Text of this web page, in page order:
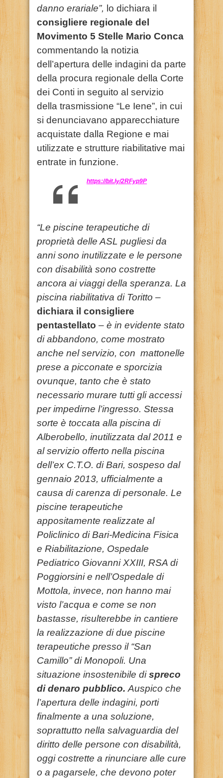
danno erariale”, lo dichiara il
consigliere regionale del
Movimento 5 Stelle Mario Conca
commentando la notizia
dell’apertura delle indagini da parte
della procura regionale della Corte
dei Conti in seguito al servizio
della trasmissione “Le Iene”, in cui
si denunciavano apparecchiature
acquistate dalla Regione e mai
utilizzate e strutture riabilitative mai
entrate in funzione.
https://bit.ly/2RFyp9P
“Le piscine terapeutiche di
proprietà delle ASL pugliesi da
anni sono inutilizzate e le persone
con disabilità sono costrette
ancora ai viaggi della speranza. La
piscina riabilitativa di Toritto –
dichiara il consigliere
pentastellato – è in evidente stato
di abbandono, come mostrato
anche nel servizio, con mattonelle
prese a picconate e sporcizia
ovunque, tanto che è stato
necessario murare tutti gli accessi
per impedirne l’ingresso. Stessa
sorte è toccata alla piscina di
Alberobello, inutilizzata dal 2011 e
al servizio offerto nella piscina
dell’ex C.T.O. di Bari, sospeso dal
gennaio 2013, ufficialmente a
causa di carenza di personale. Le
piscine terapeutiche
appositamente realizzate al
Policlinico di Bari-Medicina Fisica
e Riabilitazione, Ospedale
Pediatrico Giovanni XXIII, RSA di
Poggiorsini e nell’Ospedale di
Mottola, invece, non hanno mai
visto l’acqua e come se non
bastasse, risulterebbe in cantiere
la realizzazione di due piscine
terapeutiche presso il “San
Camillo” di Monopoli. Una
situazione insostenibile dispreco
di denaro pubblico. Auspico che
l’apertura delle indagini, porti
finalmente a una soluzione,
soprattutto nella salvaguardia del
diritto delle persone con disabilità,
oggi costrette a rinunciare alle cure
o a pagarsele, che devono poter